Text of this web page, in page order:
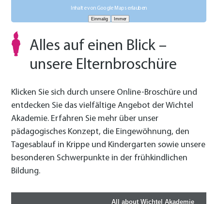
Inhalte von Google Maps erlauben
Alles auf einen Blick –
unsere Elternbroschüre
Klicken Sie sich durch unsere Online-Broschüre und
entdecken Sie das vielfältige Angebot der Wichtel
Akademie. Erfahren Sie mehr über unser
pädagogisches Konzept, die Eingewöhnung, den
Tagesablauf in Krippe und Kindergarten sowie unsere
besonderen Schwerpunkte in der frühkindlichen
Bildung.